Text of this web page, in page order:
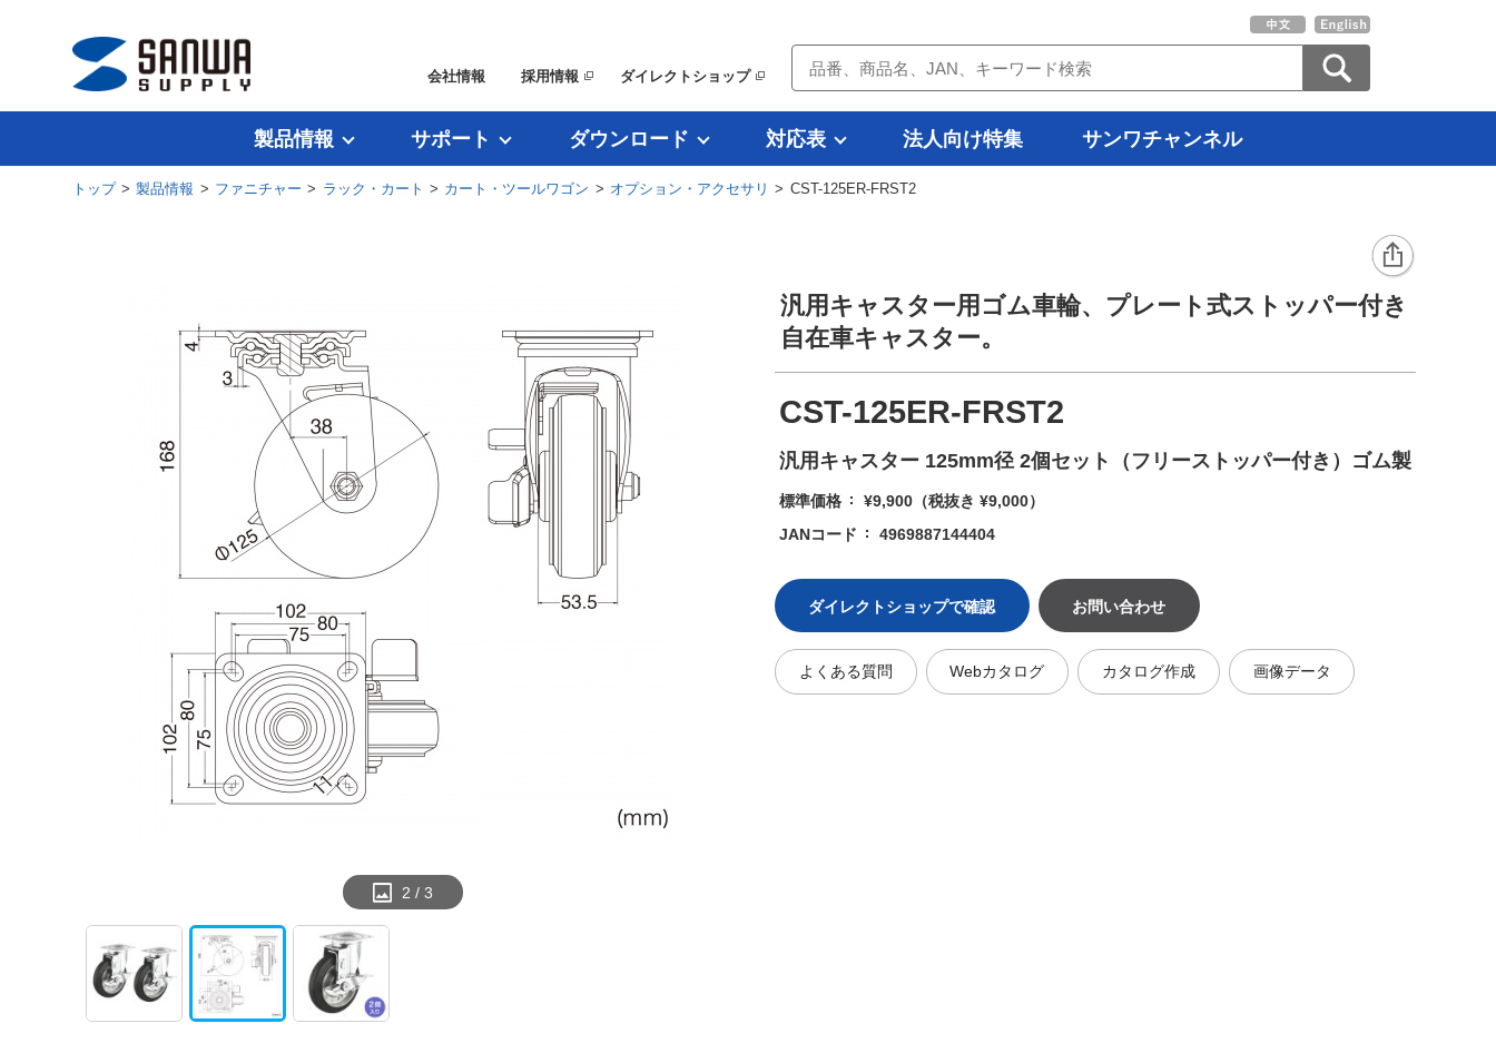
会社情報 採用情報 ダイレクトショップ
製品情報 サポート ダウンロード 対応表 法人向け特集 サンワチャンネル
トップ>製品情報 > ファニチャー > ラック・カート > カート・ツールワゴン > オプション・アクセサリ > CST-125ER-FRST2
2 / 3
汎用キャスター用ゴム車輪、プレート式ストッパー付き
自在車キャスター。
CST-125ER-FRST2
汎用キャスター 125mm径 2個セット（フリーストッパー付き）ゴム製
標準価格 ¥9,900 （税抜き ¥9,000）
JANコード
4969887144404
ダイレクトショップで確認 お問い合わせ
よくある質問 Webカタログ カタログ作成 画像データ